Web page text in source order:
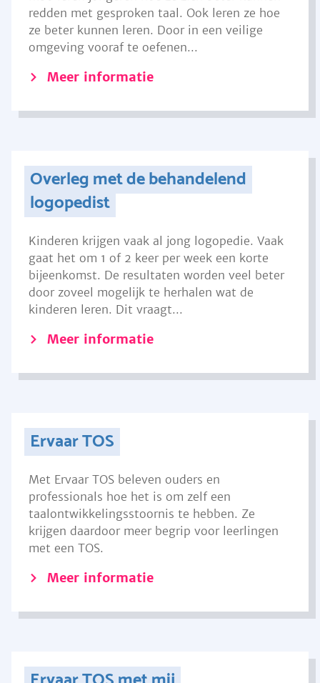
redden met gesproken taal. Ook leren ze hoe
ze beter kunnen leren. Door in een veilige
omgeving vooraf te oefenen...
Meer informatie
Overleg met de behandelend
logopedist
Kinderen krijgen vaak al jong logopedie. Vaak
gaat het om 1 of 2 keer per week een korte
bijeenkomst. De resultaten worden veel beter
door zoveel mogelijk te herhalen wat de
kinderen leren. Dit vraagt...
Meer informatie
Ervaar TOS
Met Ervaar TOS beleven ouders en
professionals hoe het is om zelf een
taalontwikkelingsstoornis te hebben. Ze
krijgen daardoor meer begrip voor leerlingen
met een TOS.
Meer informatie